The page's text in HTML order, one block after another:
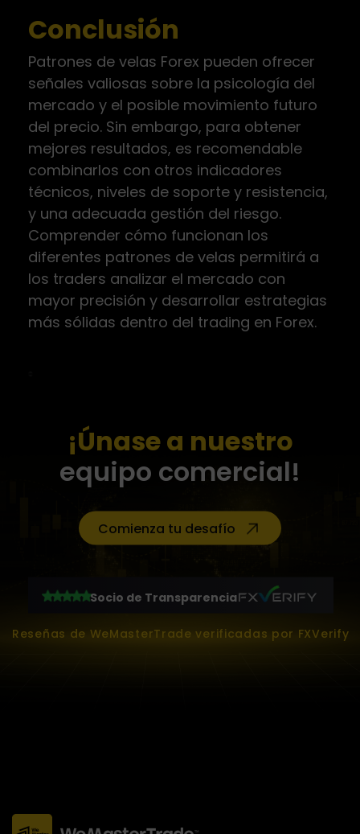
Conclusión
Patrones de velas Forex pueden ofrecer
señales valiosas sobre la psicología del
mercado y el posible movimiento futuro
del precio. Sin embargo, para obtener
mejores resultados, es recomendable
combinarlos con otros indicadores
técnicos, niveles de soporte y resistencia,
y una adecuada gestión del riesgo.
Comprender cómo funcionan los
diferentes patrones de velas permitirá a
los traders analizar el mercado con
mayor precisión y desarrollar estrategias
más sólidas dentro del trading en Forex.
¡Únase a nuestro
equipo comercial!
Comienza tu desafío
Socio de Transparencia
Reseñas de WeMasterTrade verificadas por FXVerify